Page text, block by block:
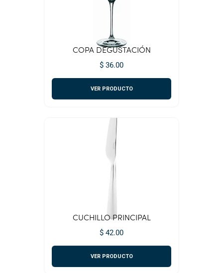
COPA DEGUSTACIÓN
$ 36.00
VER PRODUCTO
CUCHILLO PRINCIPAL
$ 42.00
VER PRODUCTO